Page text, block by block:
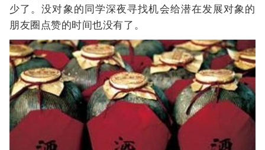
少了。没对象的同学深夜寻找机会给潜在发展对象的
朋友圈点赞的时间也没有了。